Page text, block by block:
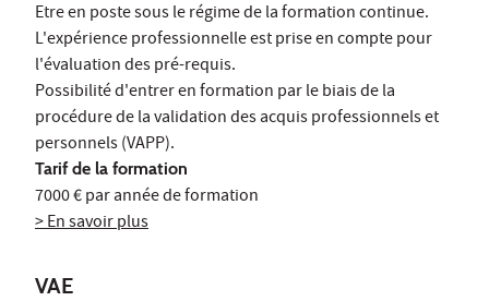
Etre en poste sous le régime de la formation continue.
L'expérience professionnelle est prise en compte pour
l'évaluation des pré-requis.
Possibilité d'entrer en formation par le biais de la
procédure de la validation des acquis professionnels et
personnels (VAPP).
Tarif de la formation
7000 € par année de formation
> En savoir plus
VAE